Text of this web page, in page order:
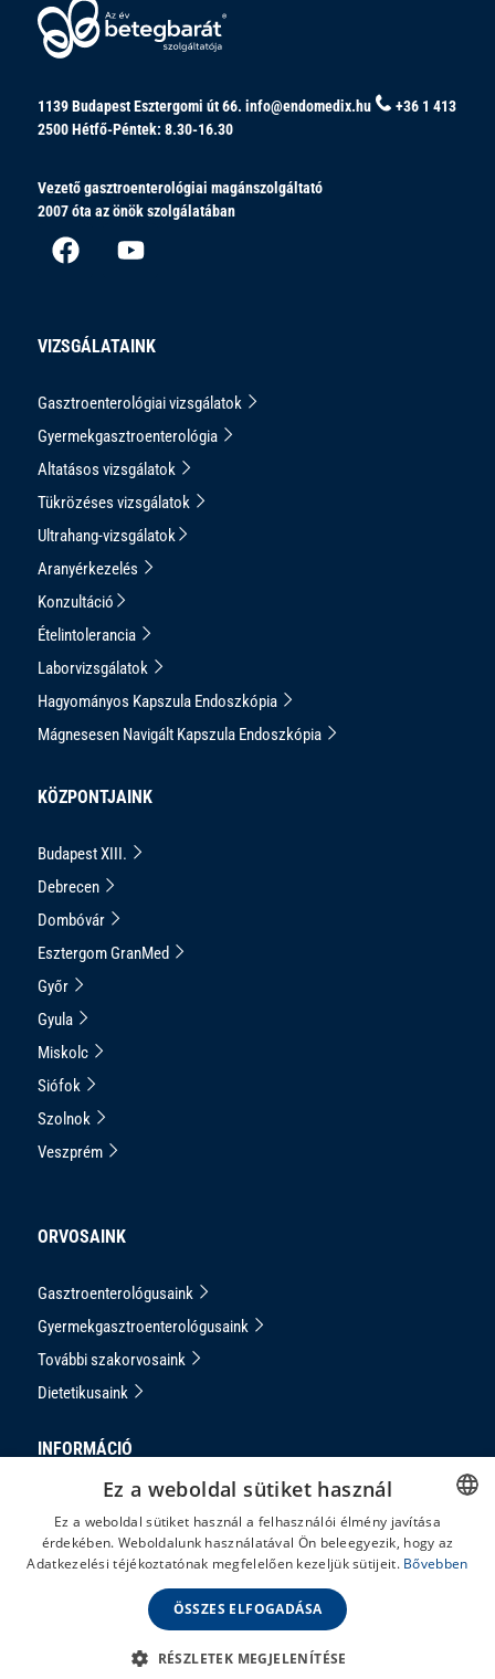
1139 Budapest Esztergomi út 66. info@endomedix.hu
+36 1 413
2500Hétfő-Péntek: 8.30-16.30
Vezető gasztroenterológiai magánszolgáltató
2007 óta az önök szolgálatában
VIZSGÁLATAINK
Gasztroenterológiai vizsgálatok
Gyermekgasztroenterológia
Altatásos vizsgálatok
Tükrözéses vizsgálatok
Ultrahang-vizsgálatok
Aranyérkezelés
Konzultáció
Ételintolerancia
Laborvizsgálatok
Hagyományos Kapszula Endoszkópia
Mágnesesen Navigált Kapszula Endoszkópia
KÖZPONTJAINK
Budapest XIII.
Debrecen
Dombóvár
Esztergom GranMed
Győr
Gyula
Miskolc
Siófok
Szolnok
Veszprém
ORVOSAINK
Gasztroenterológusaink
Gyermekgasztroenterológusaink
További szakorvosaink
Dietetikusaink
INFORMÁCIÓ
Impresszum
Panaszkezelés
HUNGARIAN
Ez a weboldal sütiket használ
Ez a weboldal sütiket használ a felhasználói élmény javítása
érdekében. Weboldalunk használatával Ön beleegyezik, hogy az
Adatkezelési téjékoztatónak megfelelően kezeljük sütijeit. Bővebben
ÖSSZES ELFOGADÁSA
RÉSZLETEK MEGJELENÍTÉSE